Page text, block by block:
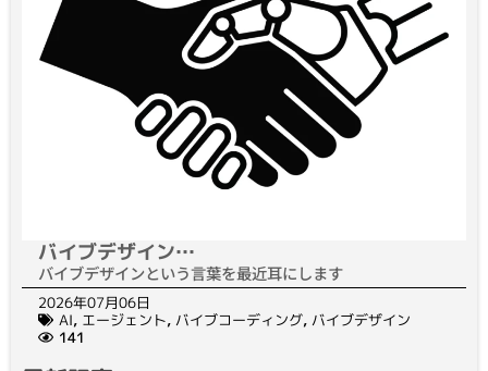
バイブデザイン…
バイブデザインという言葉を最近耳にします
2026年07月06日
AI, エージェント, バイブコーディング, バイブデザイン
141